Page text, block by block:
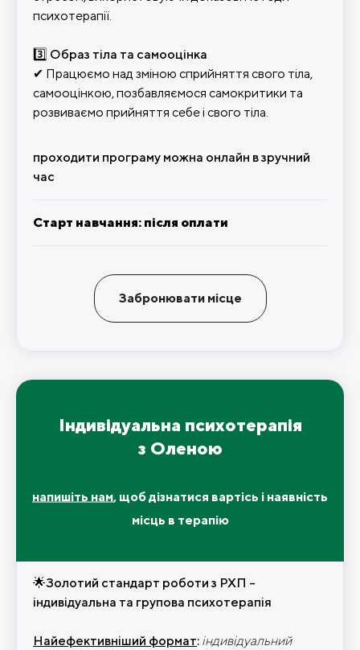
психотерапії.
3️⃣ Образ тіла та самооцінка
✔ Працюємо над зміною сприйняття свого тіла,
самооцінкою, позбавляємося самокритики та
розвиваємо прийняття себе і свого тіла.
проходити програму можна онлайн в зручний
час
Старт навчання: після оплати
Забронювати місце
Індивідуальна психотерапія
з Оленою
напишіть нам, щоб дізнатися вартісь і наявність
місць в терапію
🌟Золотий стандарт роботи з РХП -
індивідуальна та групова психотерапія
Найефективніший формат: індивідуальний